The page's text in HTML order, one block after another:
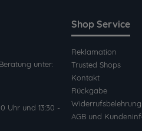
unter:
Uhr und 13:30 -
Shop Service
Reklamation
Trusted Shops
Kontakt
Rückgabe
AGB und